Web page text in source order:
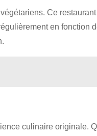
Ce
en fonction
culinaire originale.